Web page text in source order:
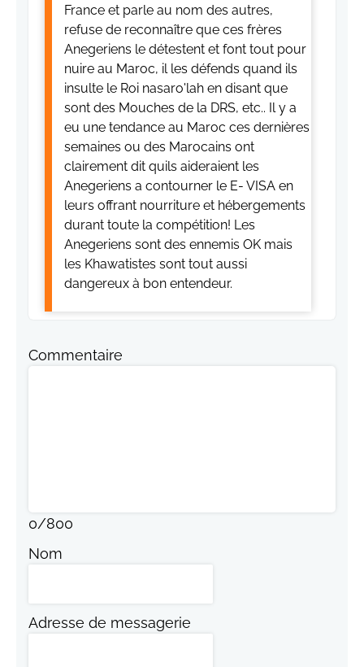
France et parle au nom des autres,
refuse de reconnaître que ces frères
Anegeriens le détestent et font tout pour
nuire au Maroc, il les défends quand ils
insulte le Roi nasaro'lah en disant que
sont des Mouches de la DRS, etc.. Il y a
eu une tendance au Maroc ces dernières
semaines ou des Marocains ont
clairement dit quils aideraient les
Anegeriens a contourner le E- VISA en
leurs offrant nourriture et hébergements
durant toute la compétition! Les
Anegeriens sont des ennemis OK mais
les Khawatistes sont tout aussi
dangereux à bon entendeur.
Commentaire
0/800
Nom
Adresse de messagerie